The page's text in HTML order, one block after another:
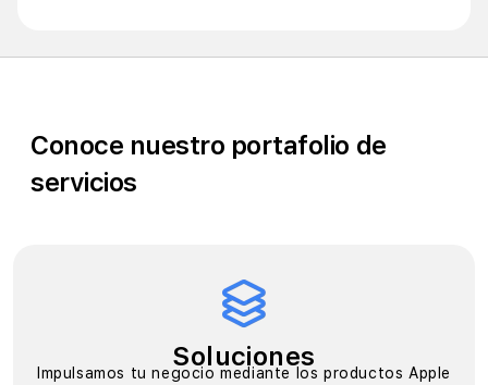
Conoce nuestro portafolio de
servicios
Soluciones
Impulsamos tu negocio mediante los productos Apple